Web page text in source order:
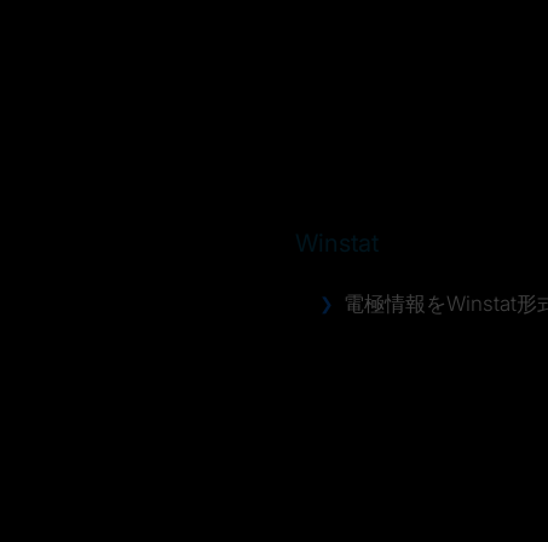
Winstat
電極情報をWinstat形